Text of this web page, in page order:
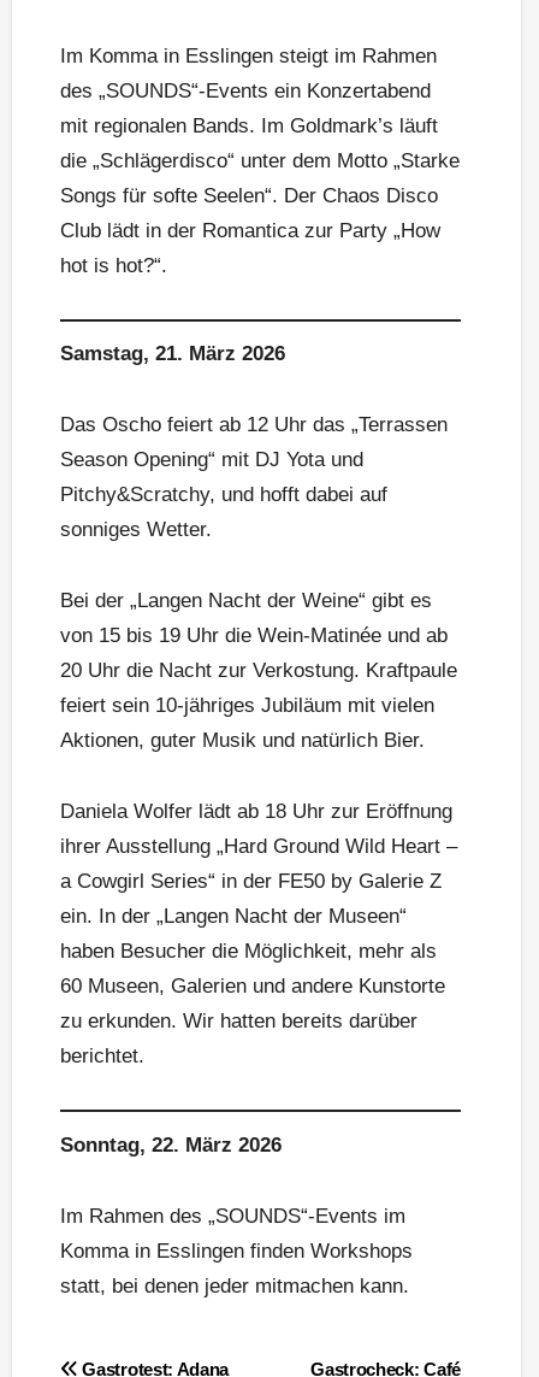
Im Komma in Esslingen steigt im Rahmen
des „SOUNDS“-Events ein Konzertabend
mit regionalen Bands. Im Goldmark’s läuft
die „Schlägerdisco“ unter dem Motto „Starke
Songs für softe Seelen“. Der Chaos Disco
Club lädt in der Romantica zur Party „How
hot is hot?“.
Samstag, 21. März 2026
Das Oscho feiert ab 12 Uhr das „Terrassen
Season Opening“ mit DJ Yota und
Pitchy&Scratchy, und hofft dabei auf
sonniges Wetter.
Bei der „Langen Nacht der Weine“ gibt es
von 15 bis 19 Uhr die Wein-Matinée und ab
20 Uhr die Nacht zur Verkostung. Kraftpaule
feiert sein 10-jähriges Jubiläum mit vielen
Aktionen, guter Musik und natürlich Bier.
Daniela Wolfer lädt ab 18 Uhr zur Eröffnung
ihrer Ausstellung „Hard Ground Wild Heart –
a Cowgirl Series“ in der FE50 by Galerie Z
ein. In der „Langen Nacht der Museen“
haben Besucher die Möglichkeit, mehr als
60 Museen, Galerien und andere Kunstorte
zu erkunden. Wir hatten bereits darüber
berichtet.
Sonntag, 22. März 2026
Im Rahmen des „SOUNDS“-Events im
Komma in Esslingen finden Workshops
statt, bei denen jeder mitmachen kann.
BeitragsnavigationGastrocheck: Café
Gastrotest: Adana